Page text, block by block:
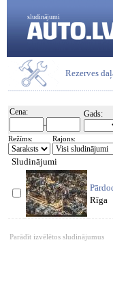
sludinājumi
Rezerves
Cena:
-
Gads:
Režīms: Rajons:
Sludinājumi
Rīga
Parādīt izvēlētos sludinājumus